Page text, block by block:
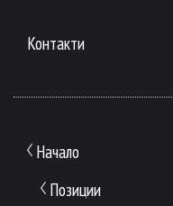
Контакти
Начало
Позиции